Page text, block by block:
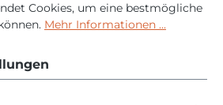
Cookies, um eine bestmögliche
Mehr Informationen ...